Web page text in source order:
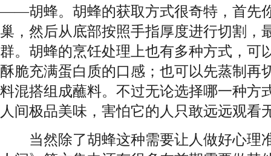
——胡蜂。胡蜂的获取方式很奇特，首先
巢，然后从底部按照手指厚度进行切割，
群。胡蜂的烹饪处理上也有多种方式，可
酥脆充满蛋白质的口感；也可以先蒸制再
料混搭组成蘸料。不过无论选择哪一种方
人间极品美味，害怕它的人只敢远远观看
当然除了胡蜂这种需要让人做好心理